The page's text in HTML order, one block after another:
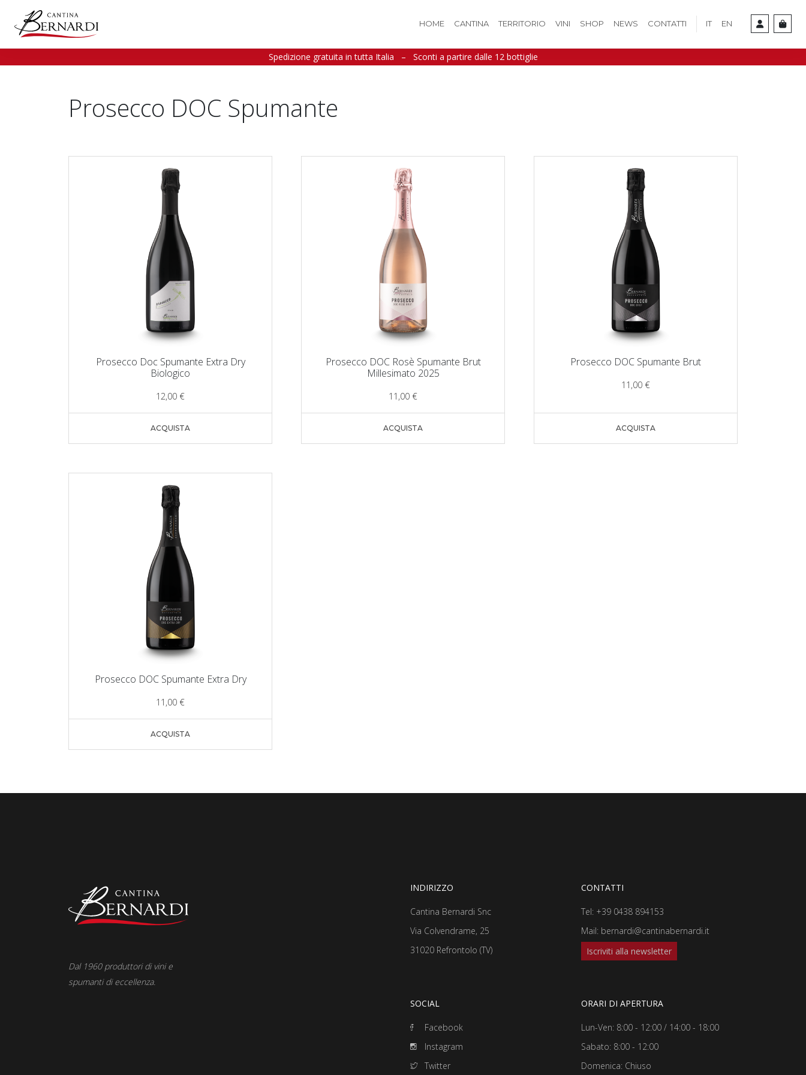
HOME CANTINA TERRITORIO VINI SHOP NEWS CONTATTI IT EN
Account
Cart
Spedizione gratuita in tutta Italia – Sconti a partire dalle 12 bottiglie
Prosecco DOC Spumante
Prosecco Doc Spumante Extra Dry
Biologico
12,00 €
ACQUISTA
Prosecco DOC Rosè Spumante Brut
Millesimato 2025
11,00 €
ACQUISTA
Prosecco DOC Spumante Brut
11,00 €
ACQUISTA
Prosecco DOC Spumante Extra Dry
11,00 €
ACQUISTA
Dal 1960 produttori di vini e
spumanti di eccellenza.
INDIRIZZO
Cantina Bernardi Snc
Via Colvendrame, 25
31020 Refrontolo (TV)
CONTATTI
Tel: +39 0438 894153
Mail: bernardi@cantinabernardi.it
Iscriviti alla newsletter
SOCIAL
Facebook
Instagram
Twitter
ORARI DI APERTURA
Lun-Ven: 8:00 - 12:00 / 14:00 - 18:00
Sabato: 8:00 - 12:00
Domenica: Chiuso